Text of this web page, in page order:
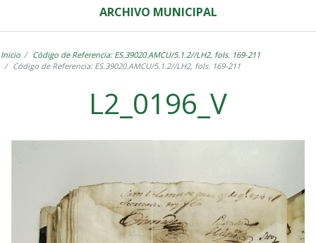
ARCHIVO MUNICIPAL
Inicio
Código de Referencia: ES.39020.AMCU/5.1.2//LH2, fols. 169-211
Código de Referencia: ES.39020.AMCU/5.1.2//LH2, fols. 169-211
L2_0196_V